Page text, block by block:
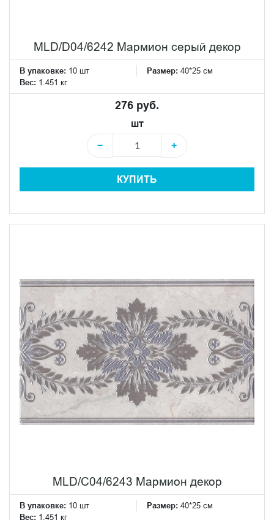
MLD/D04/6242 Мармион серый декор
В упаковке: 10 шт Размер: 40*25 см
Вес: 1.451 кг
276 руб.
шт
−
+
КУПИТЬ
MLD/C04/6243 Мармион декор
В упаковке: 10 шт Размер: 40*25 см
Вес: 1.451 кг